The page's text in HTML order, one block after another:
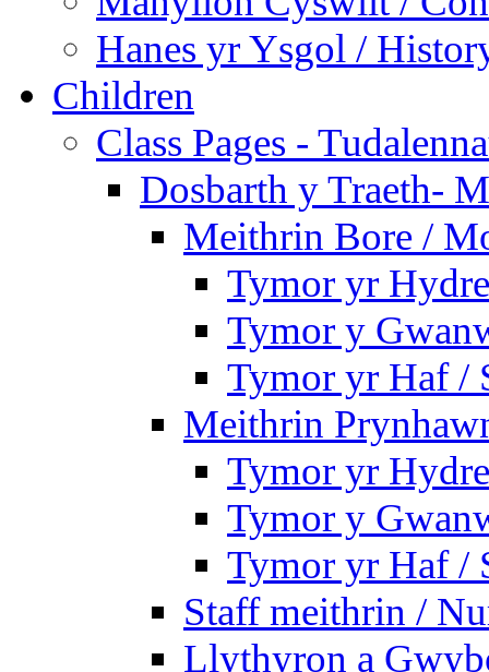
Hanes yr Ysgol /
Children
Class Pages -
Dosbarth y Traeth-
Meithrin Bore /
Tymor yr
Tymor y
Tymor yr Haf /
Meithrin
Tymor yr
Tymor y
Tymor yr Haf /
Staff meithrin /
Llythyron a